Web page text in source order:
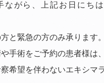
ながら、上記お日にちは
と緊急の方のみ承ります。
手術をご予約の患者様は
察希望を伴わないエキシマ